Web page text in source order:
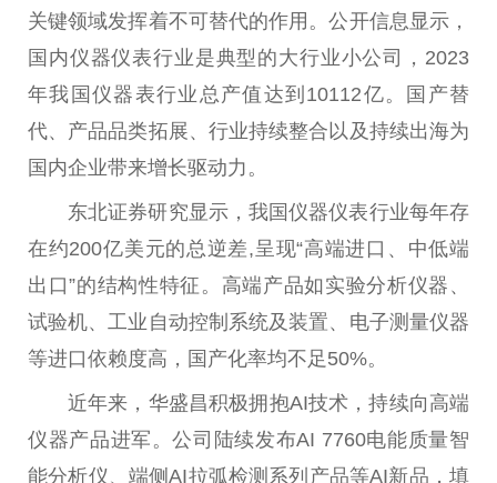
关键领域发挥着不可替代的作用。公开信息显示，
国内仪器仪表行业是典型的大行业小公司，2023
年我国仪器表行业总产值达到10112亿。国产替
代、产品品类拓展、行业持续整合以及持续出海为
国内企业带来增长驱动力。
东北证券研究显示，我国仪器仪表行业每年存
在约200亿美元的总逆差,呈现“高端进口、中低端
出口”的结构性特征。高端产品如实验分析仪器、
试验机、工业自动控制系统及装置、电子测量仪器
等进口依赖度高，国产化率均不足50%。
近年来，华盛昌积极拥抱AI技术，持续向高端
仪器产品进军。公司陆续发布AI 7760电能质量智
能分析仪、端侧AI拉弧检测系列产品等AI新品，填